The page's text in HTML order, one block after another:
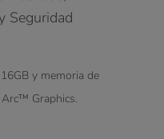
Seguridad
y memoria de
Arc™ Graphics.